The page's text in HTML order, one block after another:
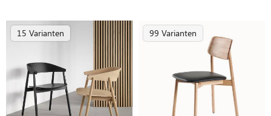
15 Varianten 99 Varianten